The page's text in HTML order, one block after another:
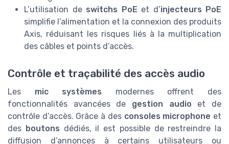
L’utilisation de switchs PoE et d’injecteurs PoE
simplifie l’alimentation et la connexion des produits
Axis, réduisant les risques liés à la multiplication
des câbles et points d’accès.
Contrôle et traçabilité des accès audio
Les mic systèmes modernes offrent des
fonctionnalités avancées de gestion audio et de
contrôle d’accès. Grâce à des consoles microphone et
des boutons dédiés, il est possible de restreindre la
diffusion d’annonces à certains utilisateurs ou